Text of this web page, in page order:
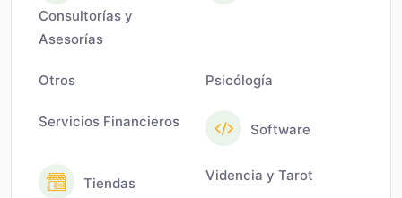
Consultorías y
Asesorías
Otros Psicólogía
Servicios Financieros Software
Tiendas Videncia y Tarot